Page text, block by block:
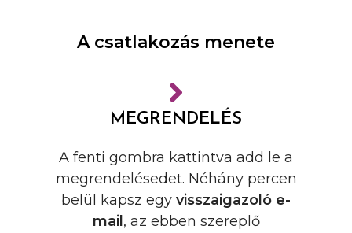
A csatlakozás menete
MEGRENDELÉS
A fenti gombra kattintva add le a
megrendelésedet. Néhány percen
belül kapsz egy visszaigazoló e-
mail , az ebben szereplő